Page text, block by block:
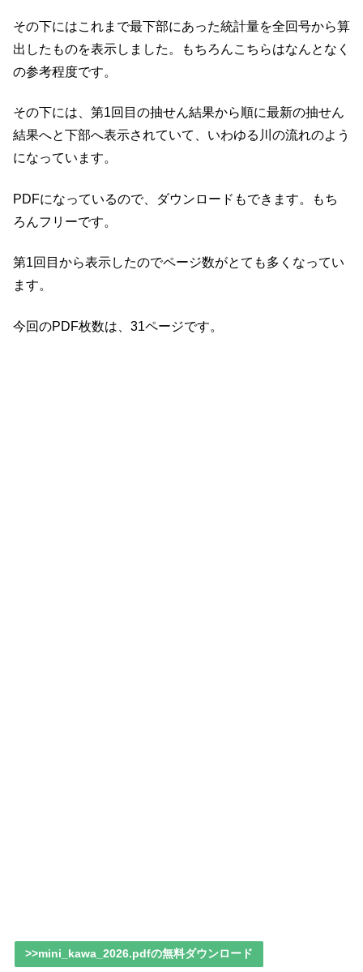
その下にはこれまで最下部にあった統計量を全回号から算
出したものを表示しました。もちろんこちらはなんとなく
の参考程度です。
その下には、第1回目の抽せん結果から順に最新の抽せん
結果へと下部へ表示されていて、いわゆる川の流れのよう
になっています。
PDFになっているので、ダウンロードもできます。もち
ろんフリーです。
第1回目から表示したのでページ数がとても多くなってい
ます。
今回のPDF枚数は、31ページです。
>>mini_kawa_2026.pdfの無料ダウンロード